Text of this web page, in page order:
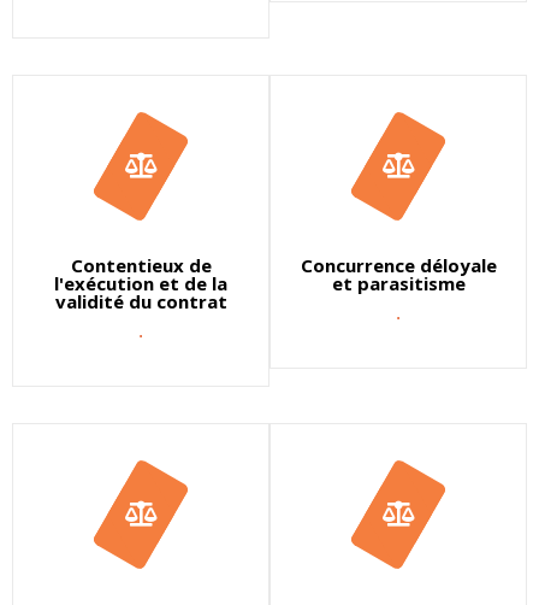
Contentieux de
l'exécution et de la
validité du contrat
.
Concurrence déloyale
et parasitisme
.